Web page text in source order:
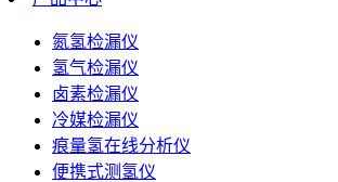
氮氢检漏仪
氢气检漏仪
卤素检漏仪
冷媒检漏仪
痕量氢在线分析仪
便携式测氢仪